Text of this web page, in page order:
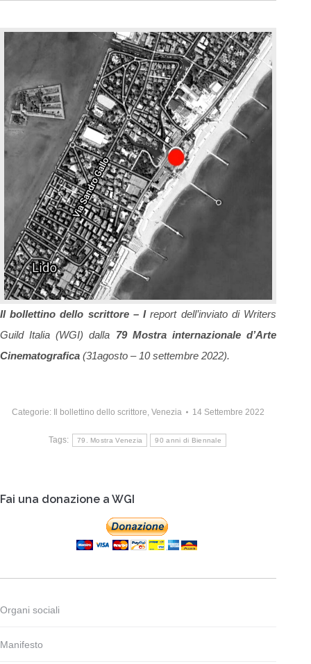
Il bollettino dello scrittore – Ireport dell’inviato di Writers
Guild Italia (WGI) dalla 79 Mostra internazionale d’Arte
Cinematografica (31agosto – 10 settembre 2022).
Categorie: Il bollettino dello scrittore, Venezia 14 Settembre 2022
Tags: 79. Mostra Venezia 90 anni di Biennale
Fai una donazione a WGI
Organi sociali
Manifesto